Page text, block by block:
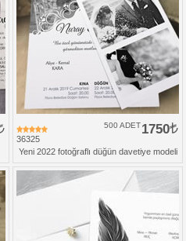
36325
1750
500 ADET
Yeni 2022 fotoğraflı düğün davetiye modeli